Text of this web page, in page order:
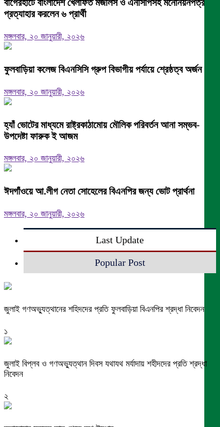
বাগেরহাটে বাংলাদেশ খেলাফত মজলিস ও এনসিপিসহ মনোনয়নপত্র
প্রত্যাহার করলেন ৬ প্রার্থী
মঙ্গলবার, ২০ জানুয়ারী, ২০২৬
ফুলবাড়িয়া কলেজ বিএনসিসি গ্রুপ বিভাগীয় পর্যায়ে শ্রেষ্ঠত্ব অর্জন।
মঙ্গলবার, ২০ জানুয়ারী, ২০২৬
হ্যাঁ ভোটের মাধ্যমে রাষ্ট্রকাঠামোয় মৌলিক পরিবর্তন আনা সম্ভব-
উপদেষ্টা ফারুক ই আজম
মঙ্গলবার, ২০ জানুয়ারী, ২০২৬
ঈদগাঁওয়ে আ.লীগ নেতা সোহেলের বিএনপির জন্য ভোট প্রার্থনা
মঙ্গলবার, ২০ জানুয়ারী, ২০২৬
Last Update
Popular Post
জুলাই গণঅভ্যুত্থানের শহিদদের প্রতি ফুলবাড়িয়া বিএনপির শ্রদ্ধা নিবেদন
১
জুলাই বিপ্লব ও গণঅভ্যুত্থান দিবস যথাযথ মর্যাদায় শহীদদের প্রতি শ্রদ্ধা
নিবেদন
২